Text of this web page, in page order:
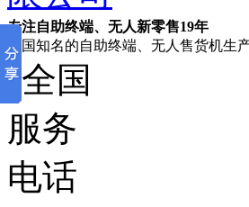
专注自助终端、无人新零售19年
全国知名的自助终端、无人售货机生